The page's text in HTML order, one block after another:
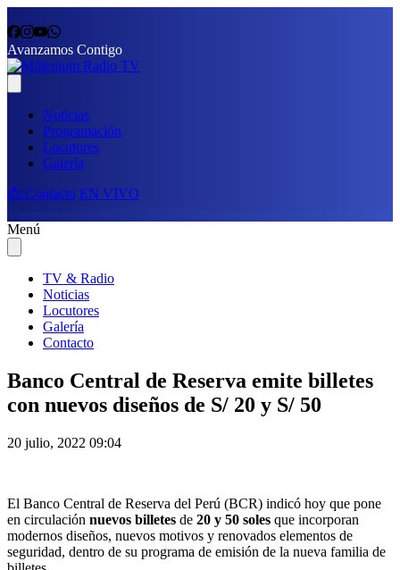
Avanzamos Contigo
Noticias
Programación
Locutores
Galería
📩 Contacto EN VIVO
Menú
TV & Radio
Noticias
Locutores
Galería
Contacto
Banco Central de Reserva emite billetes
con nuevos diseños de S/ 20 y S/ 50
20 julio, 2022 09:04
El Banco Central de Reserva del Perú (BCR) indicó hoy que pone
en circulación nuevos billetes de 20 y 50 soles que incorporan
modernos diseños, nuevos motivos y renovados elementos de
seguridad, dentro de su programa de emisión de la nueva familia de